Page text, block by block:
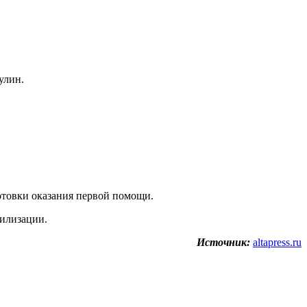
оказания первой помощи.
Источник: altapress.ru